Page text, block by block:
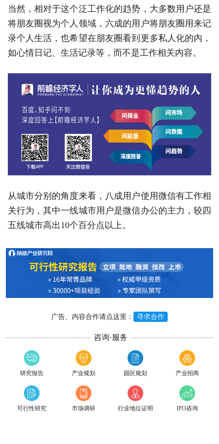
当然，相对于这个泛工作化的趋势，大多数用户还是
将朋友圈视为个人领域，六成的用户将朋友圈用来记
录个人生活，也希望在朋友圈看到更多私人化的内，
如心情日记、生活记录等，而不是工作相关内容。
从城市分别的角度来看，八成用户使用微信有工作相
关行为，其中一线城市用户是微信办公的主力，较四
五线城市高出10个百分点以上。
广告、内容合作请点这里： 寻求合作
咨询·服务
研究报告 产业规划 园区规划 产业招商
可行性研究 市场调研 行业地位证明 IPO咨询